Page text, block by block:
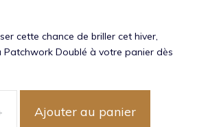
cette chance de briller cet hiver,
Doublé à votre panier dès
quantité
Ajouter au panier